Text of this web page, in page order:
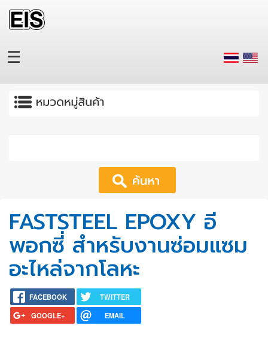
Skip to main content
☰
Apply
FASTSTEEL EPOXY อี
พอกซี่ สำหรับงานซ่อมแซม
อะไหล่จากโลหะ
FACEBOOK
TWITTER
GOOGLE+
EMAIL